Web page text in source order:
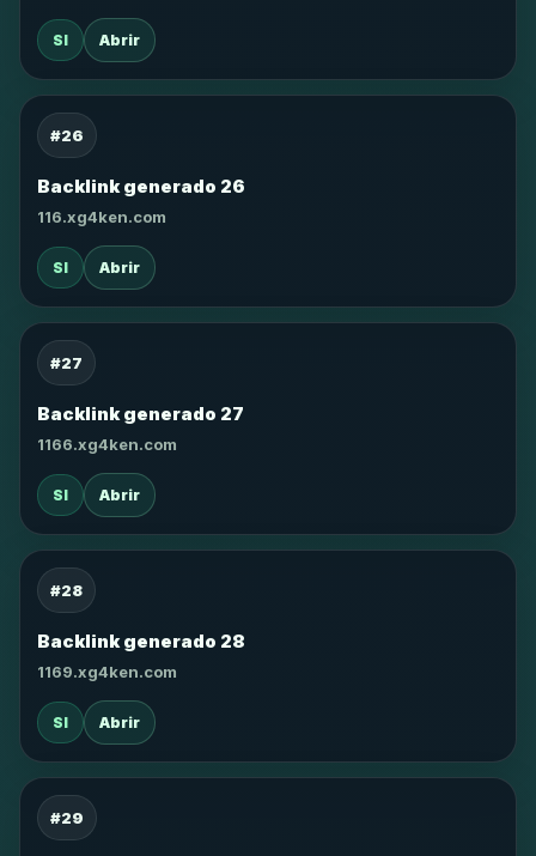
SI Abrir
#26
Backlink generado 26
116.xg4ken.com
SI Abrir
#27
Backlink generado 27
1166.xg4ken.com
SI Abrir
#28
Backlink generado 28
1169.xg4ken.com
SI Abrir
#29